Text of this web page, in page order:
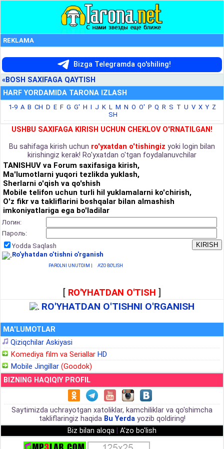
REKLAMA
Bizga Telegramda qo'shiling!
«BOSH SAXIFAGA QAYTISH
HARF YORDAMIDA TARONA IZLASH
1-9 A B CH D E F G G' H I J K L M N O O' P Q R S T U V X Y Z
SH
USHBU SAXIFAGA KIRISH UCHUN CHEKLOV O'RNATILGAN!
Bu sahifaga kirish uchun ro'yxatdan o'tishingiz yoki login bilan
kirishingiz kerak! Ro'yxatdan o'tgan foydalanuvchilar
TANISHUV va Forum saxifasiga kirish,
Ma'lumotlarni yuqori tezlikda yuklash,
Sherlarni o'qish va qo'shish
Mobile telifon uchun turli hil yuklamalarni ko'chirish,
O'z fikr va takliflarini boshqalar bilan almashish
imkoniyatlariga ega bo'ladilar
Логин:
Пароль:
Yodda Saqlash
Ro'yhatdan o'tishni o'rganish
PAROLNI UNUTDIM | A'ZO BO'LISH
[ RO'YHATDAN O'TISH ]
RO'YHATDAN O'TISHNI O'RGANISH
MA'LUMOTLAR
Qiziqchilar Askiyasi
Komediya film va Seriallar HD
Mobile Jingillar (Goodok)
BIZNING HAQIQIY PROFIL
Saytimizda uchrayotgan xatoliklar, kamchiliklar va qo'shimcha
takliflaringiz haqida Bu Yerdayozib qoldiring!
Biz bilan aloqa
A'zo bo'lish